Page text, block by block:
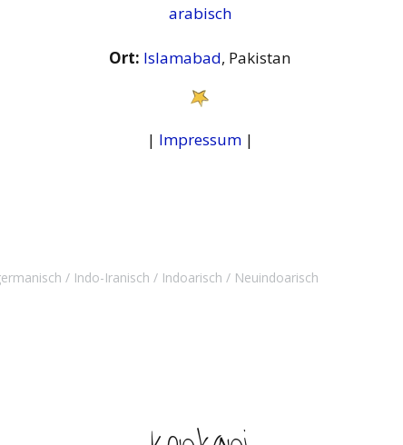
arabisch
Ort: Islamabad, Pakistan
| Impressum|
Indo-Iranisch Indoarisch Neuindoarisch